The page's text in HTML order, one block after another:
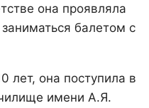
она проявляла
балетом с
лет, она поступила в
имени А.Я.